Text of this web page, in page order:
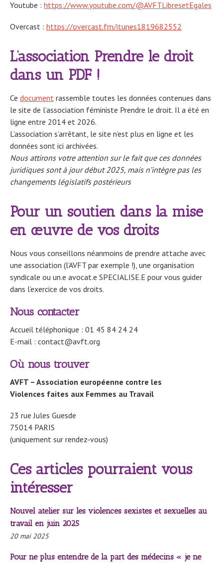
Youtube : https://www.youtube.com/@AVFTLibresetEgales
Overcast : https://overcast.fm/itunes1819682552
L’association Prendre le droit
dans un PDF !
Ce document rassemble toutes les données contenues dans
le site de l’association féministe Prendre le droit. Il a été en
ligne entre 2014 et 2026.
L’association s’arrêtant, le site n’est plus en ligne et les
données sont ici archivées.
Nous attirons votre attention sur le fait que ces données
juridiques sont à jour début 2025, mais n’intègre pas les
changements législatifs postérieurs
Pour un soutien dans la mise
en œuvre de vos droits
Nous vous conseillons néanmoins de prendre attache avec
une association (l’AVFT par exemple !), une organisation
syndicale ou un.e avocat.e SPECIALISE.E pour vous guider
dans l’exercice de vos droits.
Nous contacter
Accueil téléphonique : 01 45 84 24 24
E-mail : contact@avft.org
Où nous trouver
AVFT – Association européenne contre les
Violences faites aux Femmes au Travail
23 rue Jules Guesde
75014 PARIS
(uniquement sur rendez-vous)
Ces articles pourraient vous
intéresser
Nouvel atelier sur les violences sexistes et sexuelles au
travail en juin 2025
20 mai 2025
Pour ne plus entendre de la part des médecins « je ne